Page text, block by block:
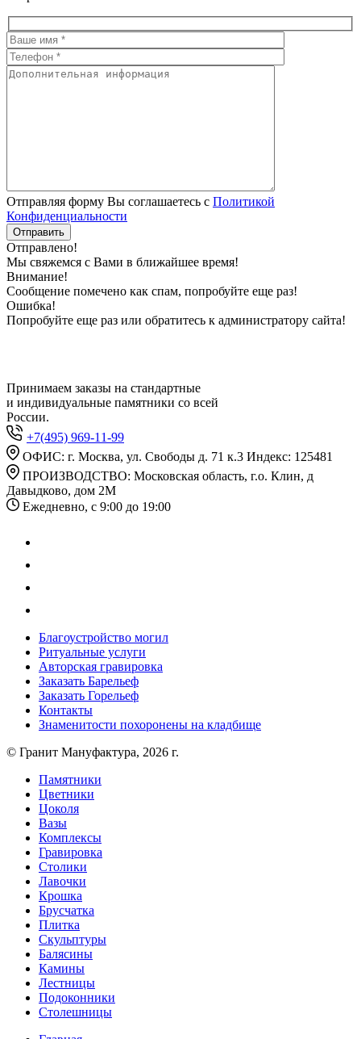
Отправляя форму Вы соглашаетесь с Политикой
Конфиденциальности
Отправлено!
Мы свяжемся с Вами в ближайшее время!
Внимание!
Сообщение помечено как спам, попробуйте еще раз!
Ошибка!
Попробуйте еще раз или обратитесь к администратору сайта!
Принимаем заказы на стандартные
и индивидуальные памятники со всей
России.
+7(495) 969-11-99
ОФИС: г. Москва, ул. Свободы д. 71 к.3 Индекс: 125481
ПРОИЗВОДСТВО: Московская область, г.о. Клин, д
Давыдково, дом 2М
Ежедневно, с 9:00 до 19:00
Благоустройство могил
Ритуальные услуги
Авторская гравировка
Заказать Барельеф
Заказать Горельеф
Контакты
Знаменитости похоронены на кладбище
© Гранит Мануфактура, 2026 г.
Памятники
Цветники
Цоколя
Вазы
Комплексы
Гравировка
Столики
Лавочки
Крошка
Брусчатка
Плитка
Скульптуры
Балясины
Камины
Лестницы
Подоконники
Столешницы